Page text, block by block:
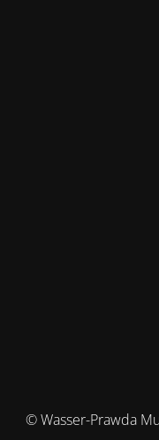
© Wasser-Prawda